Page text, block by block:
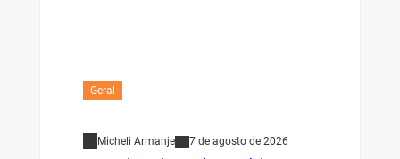
Geral
Micheli Armanje 7 de agosto de 2026